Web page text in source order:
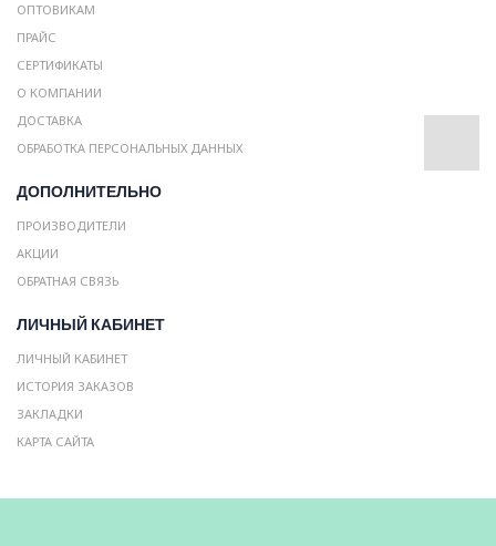
ОПТОВИКАМ
ПРАЙС
СЕРТИФИКАТЫ
О КОМПАНИИ
ДОСТАВКА
ОБРАБОТКА ПЕРСОНАЛЬНЫХ ДАННЫХ
ДОПОЛНИТЕЛЬНО
ПРОИЗВОДИТЕЛИ
АКЦИИ
ОБРАТНАЯ СВЯЗЬ
ЛИЧНЫЙ КАБИНЕТ
ЛИЧНЫЙ КАБИНЕТ
ИСТОРИЯ ЗАКАЗОВ
ЗАКЛАДКИ
КАРТА САЙТА